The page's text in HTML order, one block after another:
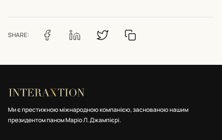
SHARE:
Ми є престижною міжнародною компанією, заснованою нашим
президентом паном Маріо Л. Джампієрі.